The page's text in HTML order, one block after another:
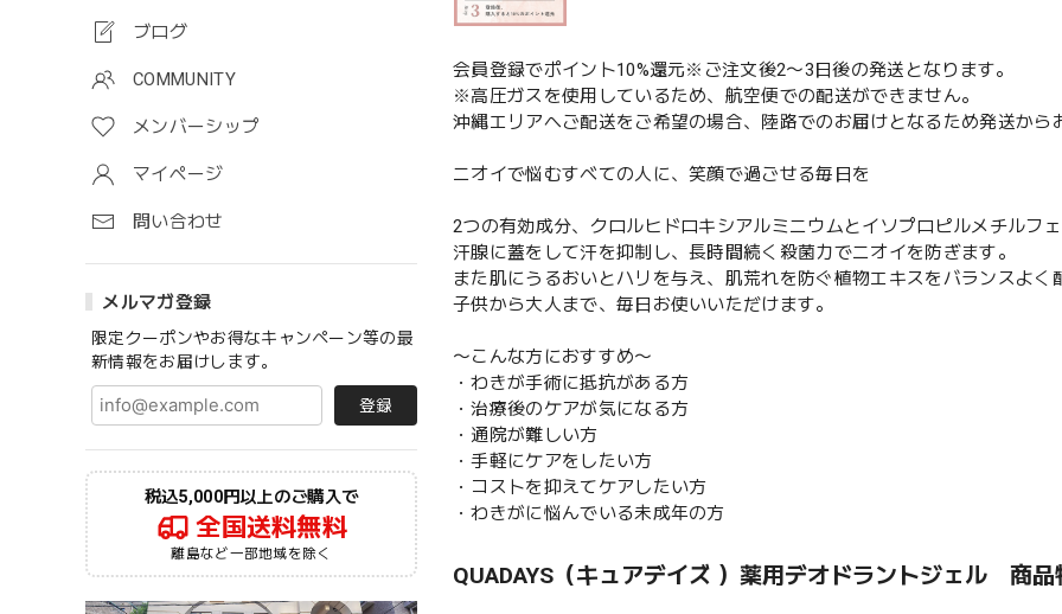
ブログ
COMMUNITY
メンバーシップ
マイページ
問い合わせ
メルマガ登録
限定クーポンやお得なキャンペーン等の最
新情報をお届けします。
登録
税込5,000円以上のご購入で
全国送料無料
離島など一部地域を除く
会員登録でポイント10%還元※ご注文後2〜3日後の発送となります。
※高圧ガスを使用しているため、航空便での配送ができません。
沖縄エリアへご配送をご希望の場合、陸路でのお届けとなるため発送か
ニオイで悩むすべての人に、笑顔で過ごせる毎日を
2つの有効成分、クロルヒドロキシアルミニウムとイソプロピルメチルフ
汗腺に蓋をして汗を抑制し、長時間続く殺菌力でニオイを防ぎます。
また肌にうるおいとハリを与え、肌荒れを防ぐ植物エキスをバランスよく
子供から大人まで、毎日お使いいただけます。
〜こんな方におすすめ〜
・わきが手術に抵抗がある方
・治療後のケアが気になる方
・通院が難しい方
・手軽にケアをしたい方
・コストを抑えてケアしたい方
・わきがに悩んでいる未成年の方
QUADAYS（キュアデイズ ）薬用デオドラントジェル 商品